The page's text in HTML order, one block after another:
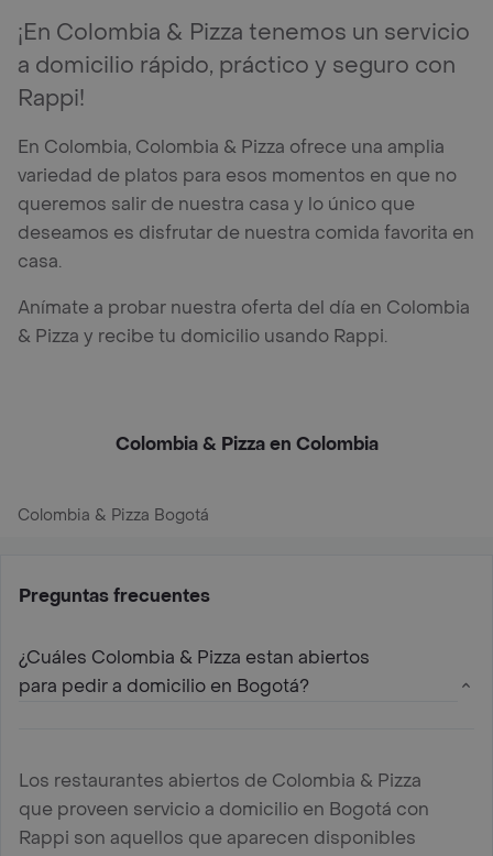
¡En Colombia & Pizza tenemos un servicio
a domicilio rápido, práctico y seguro con
Rappi!
En Colombia, Colombia & Pizza ofrece una amplia
variedad de platos para esos momentos en que no
queremos salir de nuestra casa y lo único que
deseamos es disfrutar de nuestra comida favorita en
casa.
Anímate a probar nuestra oferta del día en Colombia
& Pizza y recibe tu domicilio usando Rappi.
Colombia & Pizza en Colombia
Colombia & Pizza Bogotá
Preguntas frecuentes
¿Cuáles Colombia & Pizza estan abiertos
para pedir a domicilio en Bogotá?
Los restaurantes abiertos de Colombia & Pizza
que proveen servicio a domicilio en Bogotá con
Rappi son aquellos que aparecen disponibles